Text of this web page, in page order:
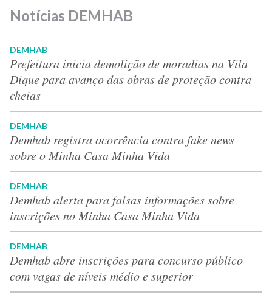
Notícias DEMHAB
DEMHAB
Prefeitura inicia demolição de moradias na Vila
Dique para avanço das obras de proteção contra
cheias
DEMHAB
Demhab registra ocorrência contra fake news
sobre o Minha Casa Minha Vida
DEMHAB
Demhab alerta para falsas informações sobre
inscrições no Minha Casa Minha Vida
DEMHAB
Demhab abre inscrições para concurso público
com vagas de níveis médio e superior